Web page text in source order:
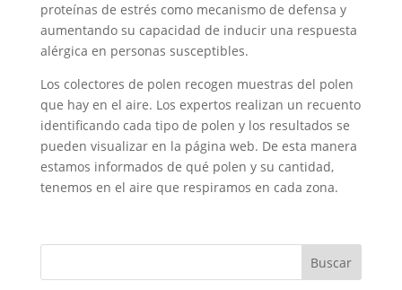
proteínas de estrés como mecanismo de defensa y
aumentando su capacidad de inducir una respuesta
alérgica en personas susceptibles.
Los colectores de polen recogen muestras del polen
que hay en el aire. Los expertos realizan un recuento
identificando cada tipo de polen y los resultados se
pueden visualizar en la página web. De esta manera
estamos informados de qué polen y su cantidad,
tenemos en el aire que respiramos en cada zona.